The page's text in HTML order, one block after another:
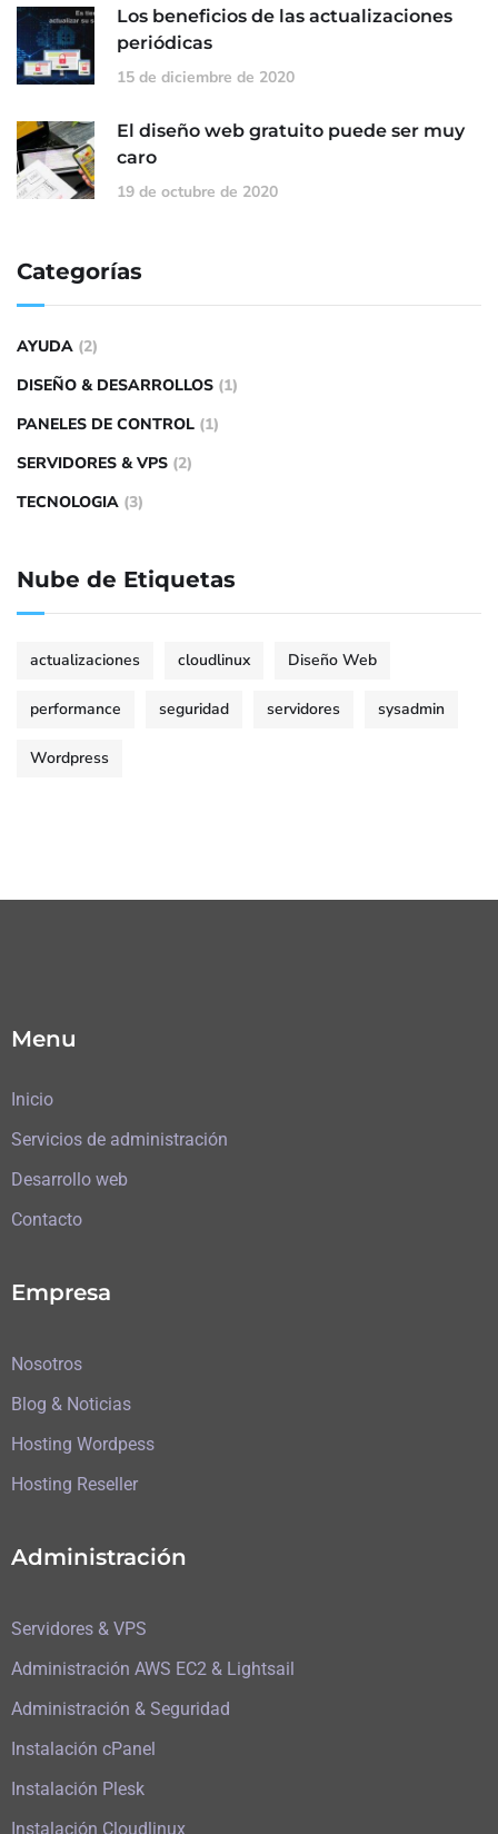
Los beneficios de las actualizaciones
periódicas
15 de diciembre de 2020
El diseño web gratuito puede ser muy
caro
19 de octubre de 2020
Categorías
AYUDA (2)
DISEÑO & DESARROLLOS (1)
PANELES DE CONTROL (1)
SERVIDORES & VPS (2)
TECNOLOGIA (3)
Nube de Etiquetas
actualizaciones cloudlinux Diseño Web
performance seguridad servidores sysadmin
Wordpress
Menu
Inicio
Servicios de administración
Desarrollo web
Contacto
Empresa
Nosotros
Blog & Noticias
Hosting Wordpess
Hosting Reseller
Administración
Servidores & VPS
Administración AWS EC2 & Lightsail
Administración & Seguridad
Instalación cPanel
Instalación Plesk
Instalación Cloudlinux